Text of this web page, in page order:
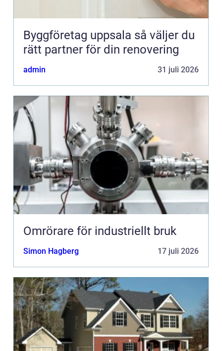
Byggföretag uppsala så väljer du
rätt partner för din renovering
admin 31 juli 2026
Omrörare för industriellt bruk
Simon Hagberg 17 juli 2026